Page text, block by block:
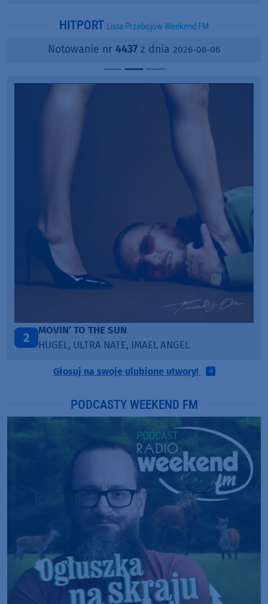
HITPORT Lista Przebojów Weekend FM
Notowanie nr 4437 z dnia 2026-08-06
MOVIN’ TO THE SUN
HUGEL, ULTRA NATE, IMAEL ANGEL
Głosuj na swoje ulubione utwory!
PODCASTY WEEKEND FM